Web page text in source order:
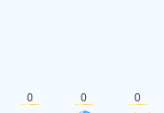
0 0 0